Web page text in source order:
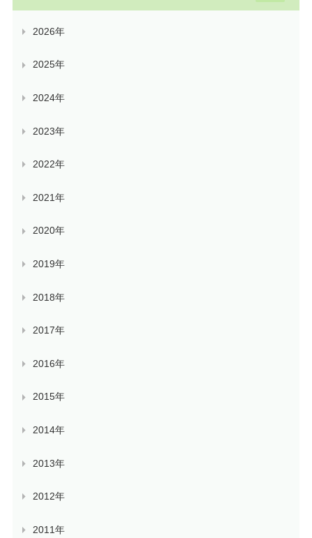
2026年
2025年
2024年
2023年
2022年
2021年
2020年
2019年
2018年
2017年
2016年
2015年
2014年
2013年
2012年
2011年